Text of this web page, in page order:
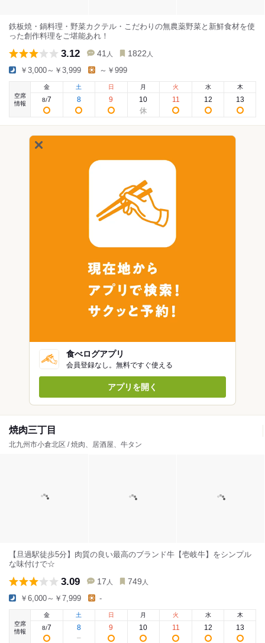
鉄板焼・鍋料理・野菜カクテル・こだわりの無農薬野菜と新鮮食材を使
った創作料理をご堪能あれ！
3.12 41 人 1822 人
￥3,000～￥3,999 ～￥999
空席
情報
金
8/7
土
8
日
9
月
10
火
11
水
12
木
13
食べログアプリ
会員登録なし。無料ですぐ使える
アプリを開く
焼肉三丁目
北九州市小倉北区 / 焼肉、居酒屋、牛タン
【旦過駅徒歩5分】肉質の良い最高のブランド牛【壱岐牛】をシンプル
な味付けで☆
3.09 17 人 749 人
￥6,000～￥7,999 -
空席
情報
金
8/7
土
8
日
9
月
10
火
11
水
12
木
13